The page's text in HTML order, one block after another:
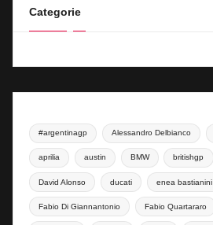
Categorie
#argentinagp Alessandro Delbianco
aprilia austin BMW britishgp
David Alonso ducati enea bastianini
Fabio Di Giannantonio Fabio Quartararo